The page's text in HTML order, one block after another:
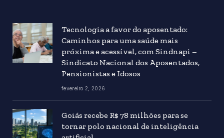
Tecnologia a favor do aposentado:
Caminhos para uma saúde mais
próxima e acessível, com Sindnapi –
Sindicato Nacional dos Aposentados,
Pensionistas e Idosos
fevereiro 2, 2026
Goiás recebe R$ 78 milhões para se
tornar polo nacional de inteligência